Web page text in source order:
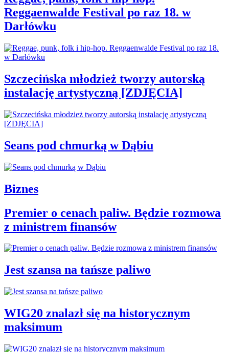
Reggaenwalde Festival po raz 18. w
Darłówku
Szczecińska młodzież tworzy autorską
instalację artystyczną [ZDJĘCIA]
Seans pod chmurką w Dąbiu
Biznes
Premier o cenach paliw. Będzie rozmowa
z ministrem finansów
Jest szansa na tańsze paliwo
WIG20 znalazł się na historycznym
maksimum